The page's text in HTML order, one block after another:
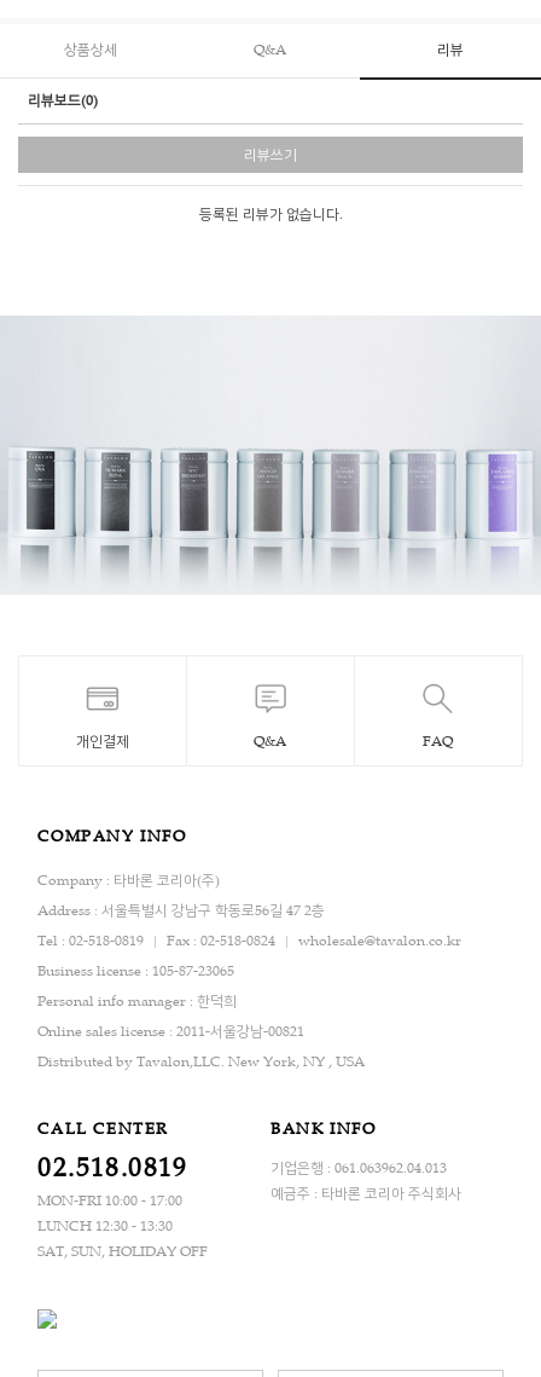
상품상세 Q&A 리뷰
리뷰보드(0)
리뷰쓰기
등록된 리뷰가 없습니다.
개인결제 Q&A FAQ
COMPANY INFO
Company : 타바론 코리아(주)
Address : 서울특별시 강남구 학동로56길 47 2층
Tel : 02-518-0819
Fax : 02-518-0824
wholesale@tavalon.co.kr
Business license : 105-87-23065
Personal info manager : 한덕희
Online sales license : 2011-서울강남-00821
Distributed by Tavalon,LLC. New York, NY , USA
CALL CENTER
02.518.0819
MON-FRI 10:00 - 17:00
LUNCH 12:30 - 13:30
SAT, SUN, HOLIDAY OFF
BANK INFO
기업은행 : 061.063962.04.013
예금주 : 타바론 코리아 주식회사